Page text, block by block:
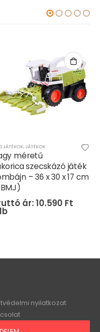
JÁTÉKOK,JÁTÉKOK
méretű
szecskázó játék
– 36 x 30 x 17 cm
10.590 Ft
nyilatkozat